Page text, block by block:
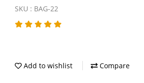
SKU : BAG-22
Add to wishlist Compare